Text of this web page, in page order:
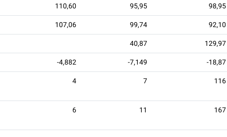
110,60 95,95 98,95
107,06 99,74 92,10
40,87 129,97
-4,882 -7,149 -18,87
4 7 116
6 11 167